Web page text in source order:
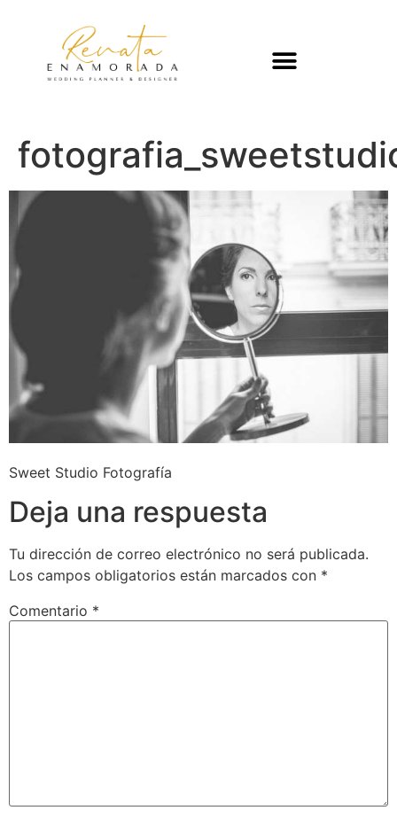
Sweet Studio Fotografía
Deja una respuesta
Tu dirección de correo electrónico no será publicada.
Los campos obligatorios están marcados con *
Comentario *